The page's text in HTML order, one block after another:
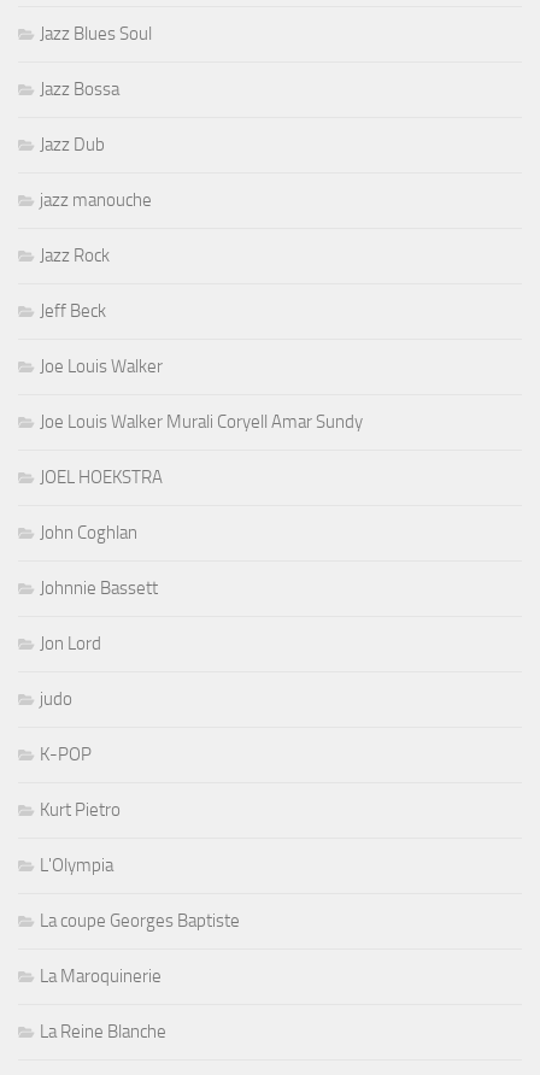
Jazz Blues Soul
Jazz Bossa
Jazz Dub
jazz manouche
Jazz Rock
Jeff Beck
Joe Louis Walker
Joe Louis Walker Murali Coryell Amar Sundy
JOEL HOEKSTRA
John Coghlan
Johnnie Bassett
Jon Lord
judo
K-POP
Kurt Pietro
L'Olympia
La coupe Georges Baptiste
La Maroquinerie
La Reine Blanche